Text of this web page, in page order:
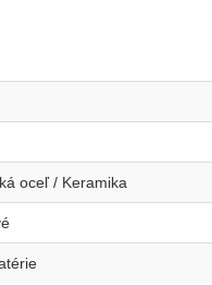
oceľ / Keramika